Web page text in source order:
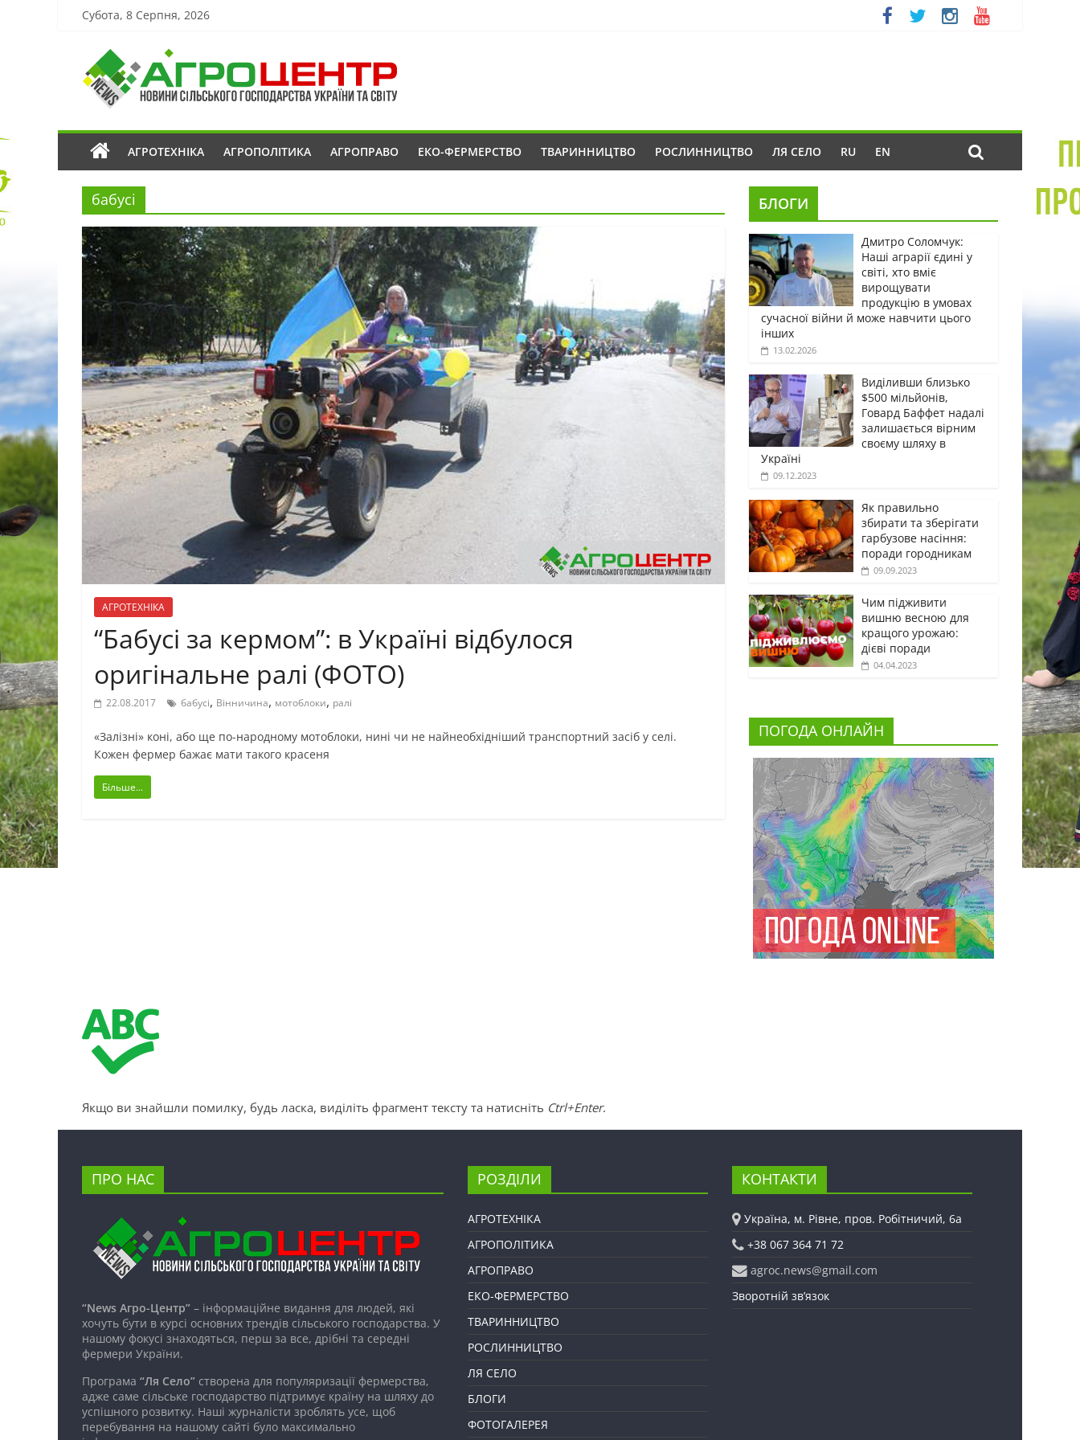
Субота, 8 Серпня, 2026
АГРОТЕХНІКА АГРОПОЛІТИКА АГРОПРАВО ЕКО-ФЕРМЕРСТВО ТВАРИННИЦТВО РОСЛИННИЦТВО ЛЯ СЕЛО RU EN
бабусі
АГРОТЕХНІКА
“Бабусі за кермом”: в Україні відбулося
оригінальне ралі (ФОТО)
22.08.2017 бабусі, Вінничина, мотоблоки, ралі
«Залізні» коні, або ще по-народному мотоблоки, нині чи не найнеобхідніший транспортний засіб у селі.
Кожен фермер бажає мати такого красеня
Більше...
БЛОГИ
Дмитро Соломчук:
Наші аграрії єдині у
світі, хто вміє
вирощувати
продукцію в умовах
сучасної війни й може навчити цього
інших
13.02.2026
Виділивши близько
$500 мільйонів,
Говард Баффет надалі
залишається вірним
своєму шляху в
Україні
09.12.2023
Як правильно
збирати та зберігати
гарбузове насіння:
поради городникам
09.09.2023
Чим підживити
вишню весною для
кращого урожаю:
дієві поради
04.04.2023
ПОГОДА ОНЛАЙН
Якщо ви знайшли помилку, будь ласка, виділіть фрагмент тексту та натисніть Ctrl+Enter.
ПРО НАС
“News Агро-Центр” – інформаційне видання для людей, які
хочуть бути в курсі основних трендів сільського господарства. У
нашому фокусі знаходяться, перш за все, дрібні та середні
фермери України.
Програма “Ля Село” створена для популяризації фермерства,
адже саме сільське господарство підтримує країну на шляху до
успішного розвитку. Наші журналісти зроблять усе, щоб
перебування на нашому сайті було максимально
РОЗДІЛИ
АГРОТЕХНІКА
АГРОПОЛІТИКА
АГРОПРАВО
ЕКО-ФЕРМЕРСТВО
ТВАРИННИЦТВО
РОСЛИННИЦТВО
ЛЯ СЕЛО
БЛОГИ
ФОТОГАЛЕРЕЯ
КОНТАКТИ
Україна, м. Рівне, пров. Робітничий, 6а
+38 067 364 71 72
agroc.news@gmail.com
Зворотній зв’язок